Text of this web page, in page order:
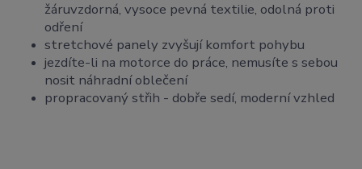
žáruvzdorná, vysoce pevná textilie, odolná proti
odření
stretchové panely zvyšují komfort pohybu
jezdíte-li na motorce do práce, nemusíte s sebou
nosit náhradní oblečení
propracovaný střih - dobře sedí, moderní vzhled